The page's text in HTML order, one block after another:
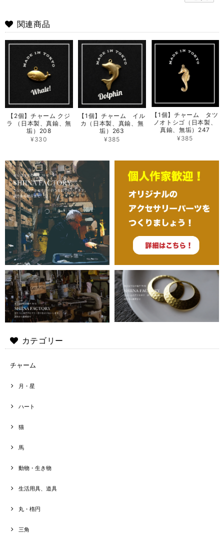
関連商品
【2個】チャーム クジ
ラ （日本製、真鍮、無
垢）208
¥330
【1個】チャーム イル
カ（日本製、真鍮、無
垢）263
¥385
【1個】チャーム タツ
ノオトシゴ（日本製、
真鍮、無垢）247
¥385
カテゴリー
チャーム
月・星
ハート
猫
馬
動物・生き物
生活用具、道具
丸・楕円
三角